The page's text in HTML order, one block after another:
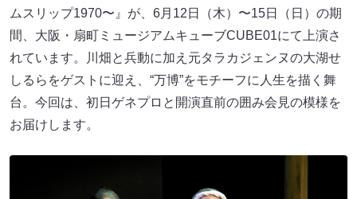
ムスリップ1970〜』が、6月12日（木）〜15日（日）の期
間、大阪・扇町ミュージアムキューブCUBE01にて上演さ
れています。川畑と兵動に加え元タラカジェンヌの大湖せ
しるらをゲストに迎え、“万博”をモチーフに人生を描く舞
台。今回は、初日ゲネプロと開演直前の囲み会見の模様を
お届けします。